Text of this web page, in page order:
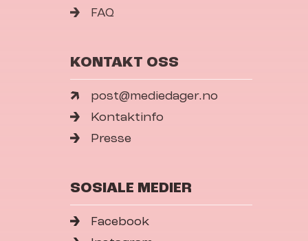
FAQ
KONTAKT OSS
post@mediedager.no
Kontaktinfo
Presse
SOSIALE MEDIER
Facebook